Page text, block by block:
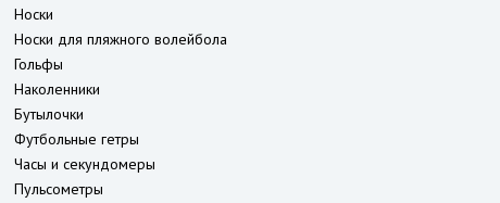
Носки
Носки для пляжного волейбола
Гольфы
Наколенники
Бутылочки
Футбольные гетры
Часы и секундомеры
Пульсометры